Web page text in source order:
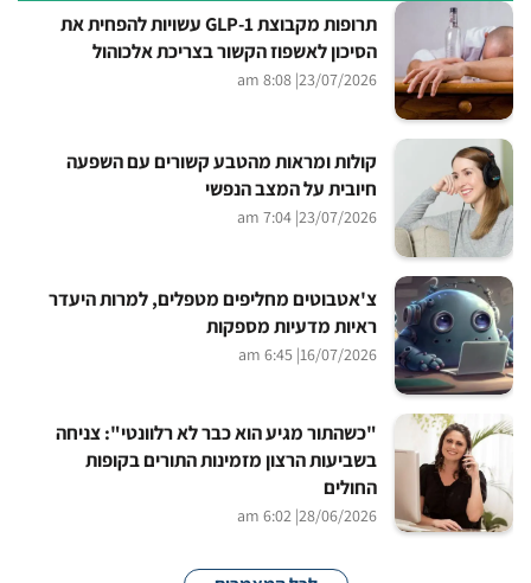
תרופות מקבוצת GLP-1 עשויות להפחית את
הסיכון לאשפוז הקשור בצריכת אלכוהול
23/07/2026
| 8:08 am
קולות ומראות מהטבע קשורים עם השפעה
חיובית על המצב הנפשי
23/07/2026
| 7:04 am
צ'אטבוטים מחליפים מטפלים, למרות היעדר
ראיות מדעיות מספקות
16/07/2026
| 6:45 am
"כשהתור מגיע הוא כבר לא רלוונטי": צניחה
בשביעות הרצון מזמינות התורים בקופות
החולים
28/06/2026
| 6:02 am